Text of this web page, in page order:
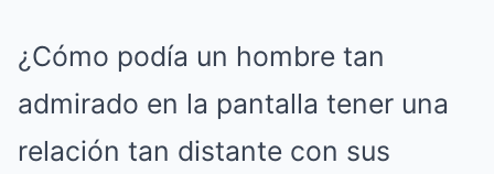
¿Cómo podía un hombre tan
admirado en la pantalla tener una
relación tan distante con sus